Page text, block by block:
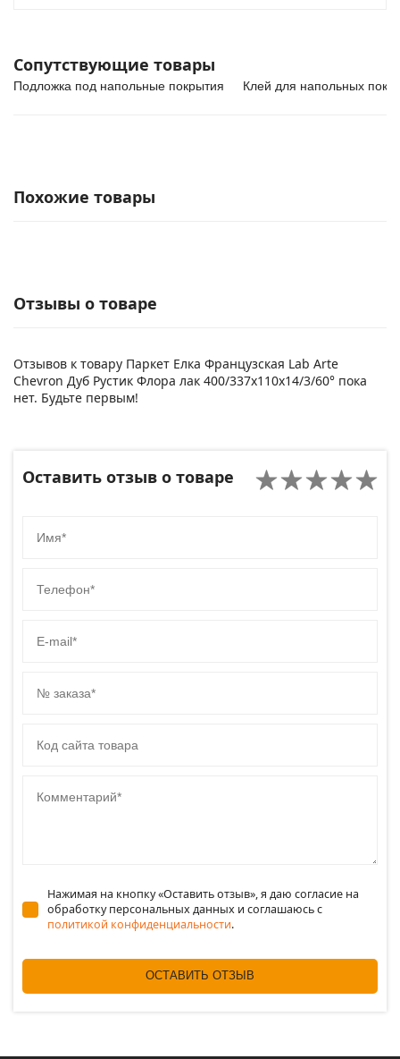
Сопутствующие товары
Подложка под напольные покрытия Клей для напольных
Похожие товары
Отзывы о товаре
Отзывов к товару Паркет Елка Французская Lab Arte
Chevron Дуб Рустик Флора лак 400/337х110х14/3/60° пока
нет. Будьте первым!
Оставить отзыв о товаре
Нажимая на кнопку «Оставить отзыв», я даю согласие на
обработку персональных данных и соглашаюсь c
политикой конфиденциальности.
ОСТАВИТЬ ОТЗЫВ